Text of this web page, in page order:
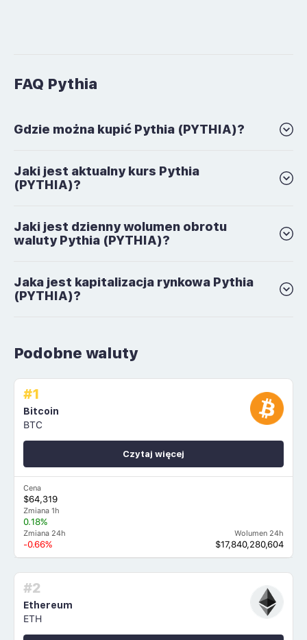
FAQ Pythia
Gdzie można kupić Pythia (PYTHIA)?
Jaki jest aktualny kurs Pythia
(PYTHIA)?
Jaki jest dzienny wolumen obrotu
waluty Pythia (PYTHIA)?
Jaka jest kapitalizacja rynkowa Pythia
(PYTHIA)?
Podobne waluty
#1
Bitcoin
BTC
Cena
$64,319
Zmiana 1h
0.18%
Zmiana 24h
-0.66%
Wolumen 24h
$17,840,280,604
Czytaj więcej
#2
Ethereum
ETH